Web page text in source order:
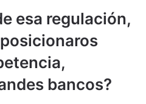
esa regulación,
bancos?